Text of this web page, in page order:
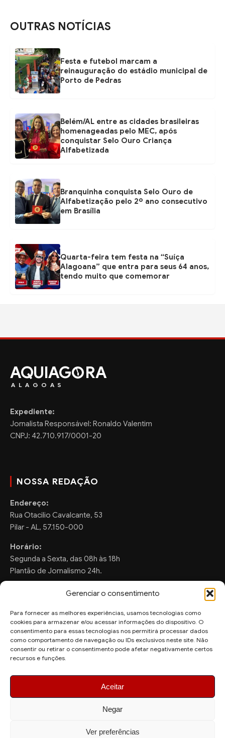
Gerenciar o consentimento
Para fornecer as melhores experiências, usamos tecnologias como
cookies para armazenar e/ou acessar informações do dispositivo. O
consentimento para essas tecnologias nos permitirá processar dados
como comportamento de navegação ou IDs exclusivos neste site. Não
consentir ou retirar o consentimento pode afetar negativamente certos
recursos e funções.
Aceitar
Negar
Ver preferências
OUTRAS NOTÍCIAS
Festa e futebol marcam a
reinauguração do estádio municipal de
Porto de Pedras
Belém/AL entre as cidades brasileiras
homenageadas pelo MEC, após
conquistar Selo Ouro Criança
Alfabetizada
Branquinha conquista Selo Ouro de
Alfabetização pelo 2º ano consecutivo
em Brasília
Quarta-feira tem festa na “Suíça
Alagoana” que entra para seus 64 anos,
tendo muito que comemorar
AQUIAG RA
ALAGOAS
Expediente:
Jornalista Responsável: Ronaldo Valentim
CNPJ: 42.710.917/0001-20
NOSSA REDAÇÃO
Endereço:
Rua Otacilio Cavalcante, 53
Pilar - AL, 57.150-000
Horário:
Segunda a Sexta, das 08h às 18h
Plantão de Jornalismo 24h.
FALE CONOSCO
Sugestões de Pauta:
ronaldo.valentim150@gmail.com
© 2026 AquiAgora - Todos os direitos reservados.